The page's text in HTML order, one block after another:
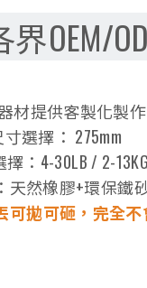
OEM/
材提供客製化製作
選擇： 275mm
：4-30LB / 2-13KG
天然橡膠+環保鐵
可拋可砸，完全不